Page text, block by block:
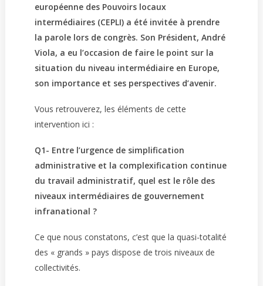
européenne des Pouvoirs locaux
intermédiaires (CEPLI) a été invitée à prendre
la parole lors de congrès. Son Président, André
Viola, a eu l’occasion de faire le point sur la
situation du niveau intermédiaire en Europe,
son importance et ses perspectives d’avenir.
Vous retrouverez, les éléments de cette
intervention ici :
Q1- Entre l’urgence de simplification
administrative et la complexification continue
du travail administratif, quel est le rôle des
niveaux intermédiaires de gouvernement
infranational ?
Ce que nous constatons, c’est que la quasi-totalité
des « grands » pays dispose de trois niveaux de
collectivités.